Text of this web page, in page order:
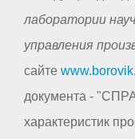
лаборатории
управления
сайте
документа -
характеристик